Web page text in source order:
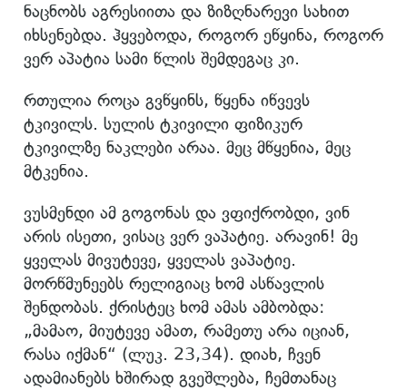
ნაცნობს აგრესიითა და ზიზღნარევი სახით
იხსენებდა. ჰყვებოდა, როგორ ეწყინა, როგორ
ვერ აპატია სამი წლის შემდეგაც კი.
რთულია როცა გვწყინს, წყენა იწვევს
ტკივილს. სულის ტკივილი ფიზიკურ
ტკივილზე ნაკლები არაა. მეც მწყენია, მეც
მტკენია.
ვუსმენდი ამ გოგონას და ვფიქრობდი, ვინ
არის ისეთი, ვისაც ვერ ვაპატიე. არავინ! მე
ყველას მივუტევე, ყველას ვაპატიე.
მორწმუნეებს რელიგიაც ხომ ასწავლის
შენდობას. ქრისტეც ხომ ამას ამბობდა:
„მამაო, მიუტევე ამათ, რამეთუ არა იციან,
რასა იქმან“ (ლუკ. 23,34). დიახ, ჩვენ
ადამიანებს ხშირად გვეშლება, ჩემთანაც